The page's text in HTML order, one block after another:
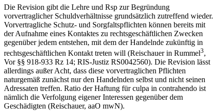
Die Revision gibt die Lehre und Rsp zur Begründung
vorvertraglicher Schuldverhältnisse grundsätzlich zutreffend wieder.
Vorvertragliche Schutz- und Sorgfaltspflichten können bereits mit
der Aufnahme eines Kontaktes zu rechtsgeschäftlichen Zwecken
gegenüber jedem entstehen, mit dem der Handelnde zukünftig in
rechtsgeschäftlichen Kontakt treten will (Reischauerin Rummel3,
Vor §§ 918-933 Rz 14; RIS-Justiz RS0042560). Die Revision lässt
allerdings außer Acht, dass diese vorvertraglichen Pflichten
naturgemäß zunächst nur den Handelnden selbst und nicht seinen
Adressaten treffen. Ratio der Haftung für culpa in contrahendo ist
nämlich die Verfolgung eigener Interessen gegenüber dem
Geschädigten (Reischauer, aaO mwN).